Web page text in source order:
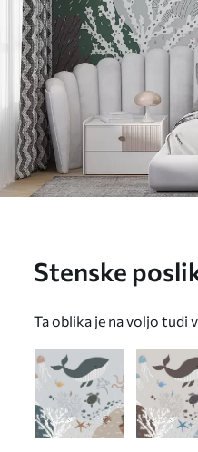
Stenske
Ta oblika je na voljo tudi